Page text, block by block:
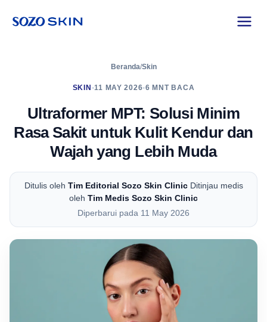
Beranda/Skin
SKIN •11 MAY 2026•6 MNT BACA
Ultraformer MPT: Solusi Minim
Rasa Sakit untuk Kulit Kendur dan
Wajah yang Lebih Muda
Ditulis oleh Tim Editorial Sozo Skin Clinic Ditinjau medis
oleh Tim Medis Sozo Skin Clinic
Diperbarui pada 11 May 2026